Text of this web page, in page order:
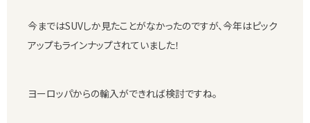
今まではSUVしか見たことがなかったのですが、今年はピック
アップもラインナップされていました！
ヨーロッパからの輸入ができれば検討ですね。